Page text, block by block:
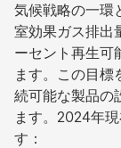
気候戦略の一環
室効果ガス排出
ーセント再生可
ます。この目標
続可能な製品の
ます。2024年
す：